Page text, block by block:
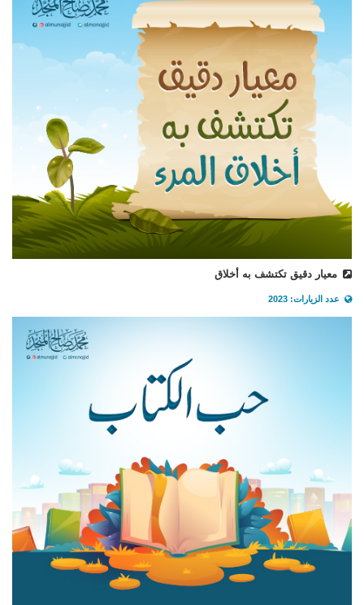
معيار دقيق تكتشف به أخلاق
عدد الزيارات: 2023